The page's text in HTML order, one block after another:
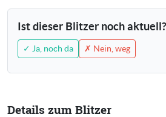
Ist dieser Blitzer noch aktuell?
✓ Ja, noch da ✗ Nein, weg
Details zum Blitzer